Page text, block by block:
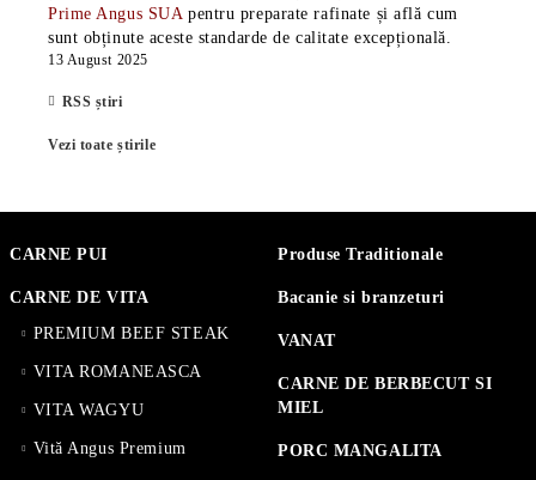
Prime Angus SUA pentru preparate rafinate și află cum
sunt obținute aceste standarde de calitate excepțională.
13 August 2025
RSS știri
Vezi toate știrile
CARNE PUI
CARNE DE VITA
PREMIUM BEEF STEAK
VITA ROMANEASCA
VITA WAGYU
Vită Angus Premium
Produse Traditionale
Bacanie si branzeturi
VANAT
CARNE DE BERBECUT SI
MIEL
PORC MANGALITA